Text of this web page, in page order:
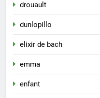
drouault
dunlopillo
elixir de bach
emma
enfant